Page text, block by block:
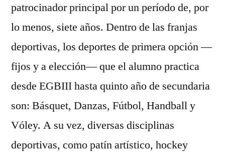
patrocinador principal por un período de, por
lo menos, siete años. Dentro de las franjas
deportivas, los deportes de primera opción —
fijos y a elección— que el alumno practica
desde EGBIII hasta quinto año de secundaria
son: Básquet, Danzas, Fútbol, Handball y
Vóley. A su vez, diversas disciplinas
deportivas, como patín artístico, hockey